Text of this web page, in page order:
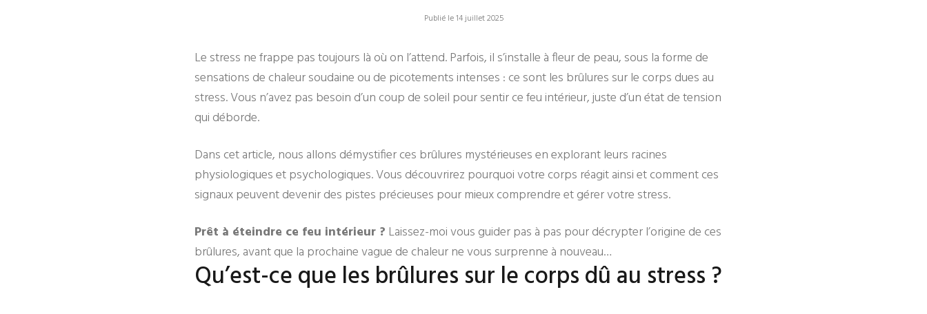
Publié le 14 juillet 2025
Le stress ne frappe pas toujours là où on l’attend. Parfois, il s’installe à fleur de peau, sous la forme de
sensations de chaleur soudaine ou de picotements intenses : ce sont les brûlures sur le corps dues au
stress. Vous n’avez pas besoin d’un coup de soleil pour sentir ce feu intérieur, juste d’un état de tension
qui déborde.
Dans cet article, nous allons démystifier ces brûlures mystérieuses en explorant leurs racines
physiologiques et psychologiques. Vous découvrirez pourquoi votre corps réagit ainsi et comment ces
signaux peuvent devenir des pistes précieuses pour mieux comprendre et gérer votre stress.
Prêt à éteindre ce feu intérieur ? Laissez-moi vous guider pas à pas pour décrypter l’origine de ces
brûlures, avant que la prochaine vague de chaleur ne vous surprenne à nouveau…
Qu’est-ce que les brûlures sur le corps dû au stress ?